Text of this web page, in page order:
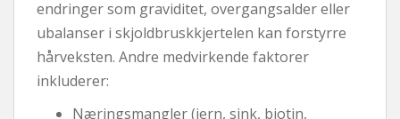
endringer som graviditet, overgangsalder eller
ubalanser i skjoldbruskkjertelen kan forstyrre
hårveksten. Andre medvirkende faktorer
inkluderer:
Næringsmangler (jern, sink, biotin,